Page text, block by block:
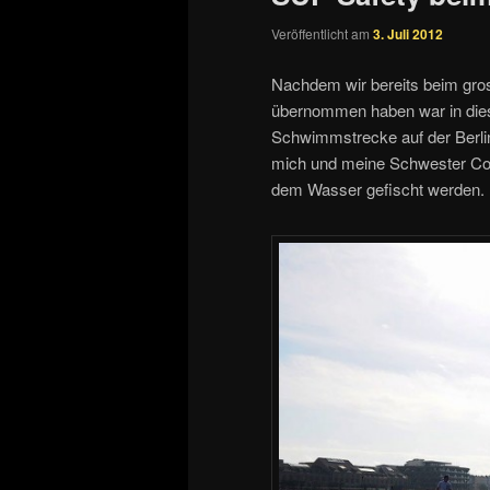
Veröffentlicht am 3. Juli 2012
Nachdem wir bereits beim
übernommen haben war in
Schwimmstrecke auf der
mich und meine Schwester
dem Wasser gefischt werden.